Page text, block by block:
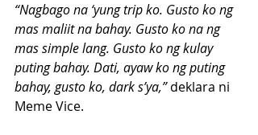
“Nagbago na ‘yung trip ko. Gusto ko ng
mas maliit na bahay. Gusto ko na ng
mas simple lang. Gusto ko ng kulay
puting bahay. Dati, ayaw ko ng puting
bahay, gusto ko, dark s’ya,” deklara ni
Meme Vice.